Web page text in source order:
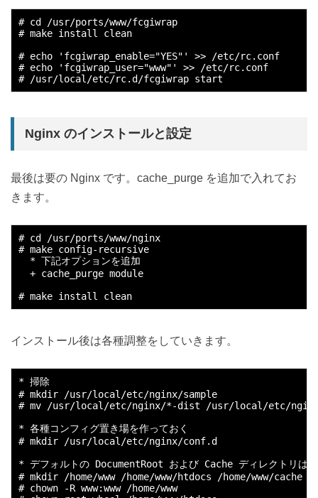
# cd /usr/ports/www/fcgiwrap
# make install clean
# echo 'fcgiwrap_enable="YES"' >> /etc/rc.conf
# echo 'fcgiwrap_user="www"' >> /etc/rc.conf
Nginx のインストールと設定
最後は要の Nginx です。cache_purge を追加で入れてお
きます。
# cd /usr/ports/www/nginx
# make config-recursive
  * 下記オプションを追加
  + cache_purge module
インストール後は各種調整をしていきます。
* 掃除
# mkdir /usr/local/etc/nginx/sample
# mv /usr/local/etc/nginx/*-dist /usr/local/etc/
* 各種コンフィグ置き場を作っておく
# mkdir /usr/local/etc/nginx/conf.d
* デフォルトの DocumentRoot および Cache ディレクトリは
# mkdir /home/www /home/www/htdocs /home/www/cache /
# chown -R www:www /home/www